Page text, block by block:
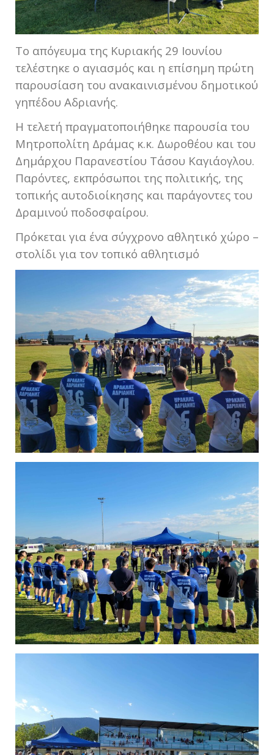
Το απόγευμα της Κυριακής 29 Ιουνίου
τελέστηκε ο αγιασμός και η επίσημη πρώτη
παρουσίαση του ανακαινισμένου δημοτικού
γηπέδου Αδριανής.
Η τελετή πραγματοποιήθηκε παρουσία του
Μητροπολίτη Δράμας κ.κ. Δωροθέου και του
Δημάρχου Παρανεστίου Τάσου Καγιάογλου.
Παρόντες, εκπρόσωποι της πολιτικής, της
τοπικής αυτοδιοίκησης και παράγοντες του
Δραμινού ποδοσφαίρου.
Πρόκεται για ένα σύγχρονο αθλητικό χώρο –
στολίδι για τον τοπικό αθλητισμό